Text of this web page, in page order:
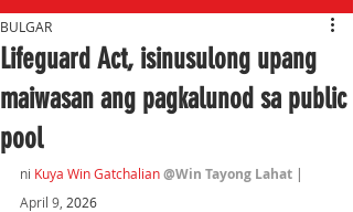
Lifeguard Act, isinusulong upang
maiwasan ang pagkalunod sa public
pool
BULGAR
ni Kuya Win Gatchalian@Win Tayong Lahat |
April 9, 2026